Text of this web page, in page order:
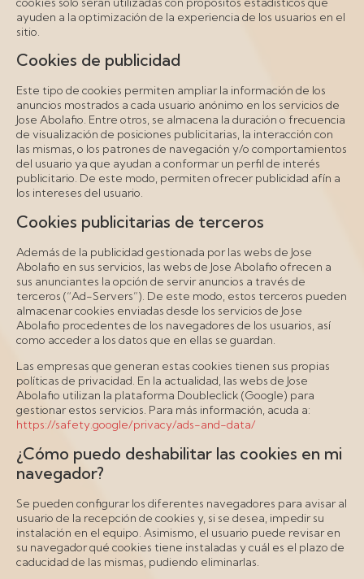
ayuden a la optimización de la experiencia de los usuarios en el
sitio.
Cookies de publicidad
Este tipo de cookies permiten ampliar la información de los
anuncios mostrados a cada usuario anónimo en los servicios de
Jose Abolafio. Entre otros, se almacena la duración o frecuencia
de visualización de posiciones publicitarias, la interacción con
las mismas, o los patrones de navegación y/o comportamientos
del usuario ya que ayudan a conformar un perfil de interés
publicitario. De este modo, permiten ofrecer publicidad afín a
los intereses del usuario.
Cookies publicitarias de terceros
Además de la publicidad gestionada por las webs de Jose
Abolafio en sus servicios, las webs de Jose Abolafio ofrecen a
sus anunciantes la opción de servir anuncios a través de
terceros (“Ad-Servers”). De este modo, estos terceros pueden
almacenar cookies enviadas desde los servicios de Jose
Abolafio procedentes de los navegadores de los usuarios, así
como acceder a los datos que en ellas se guardan.
Las empresas que generan estas cookies tienen sus propias
políticas de privacidad. En la actualidad, las webs de Jose
Abolafio utilizan la plataforma Doubleclick (Google) para
gestionar estos servicios. Para más información, acuda a:
https://safety.google/privacy/ads-and-data/
¿Cómo puedo deshabilitar las cookies en mi
navegador?
Se pueden configurar los diferentes navegadores para avisar al
usuario de la recepción de cookies y, si se desea, impedir su
instalación en el equipo. Asimismo, el usuario puede revisar en
su navegador qué cookies tiene instaladas y cuál es el plazo de
caducidad de las mismas, pudiendo eliminarlas.